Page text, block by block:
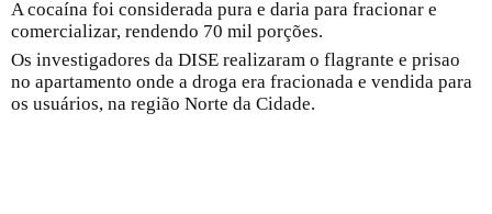
A cocaína foi considerada pura e daria para fracionar e
comercializar, rendendo 70 mil porções.
Os investigadores da DISE realizaram o flagrante e prisao
no apartamento onde a droga era fracionada e vendida para
os usuários, na região Norte da Cidade.